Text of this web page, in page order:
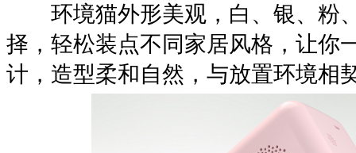
环境猫外形美观，白、银、粉
择，轻松装点不同家居风格，让你
计，造型柔和自然，与放置环境相